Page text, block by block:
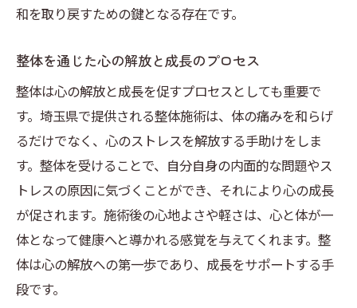
和を取り戻すための鍵となる存在です。
整体を通じた心の解放と成長のプロセス
整体は心の解放と成長を促すプロセスとしても重要で
す。埼玉県で提供される整体施術は、体の痛みを和らげ
るだけでなく、心のストレスを解放する手助けをしま
す。整体を受けることで、自分自身の内面的な問題やス
トレスの原因に気づくことができ、それにより心の成長
が促されます。施術後の心地よさや軽さは、心と体が一
体となって健康へと導かれる感覚を与えてくれます。整
体は心の解放への第一歩であり、成長をサポートする手
段です。